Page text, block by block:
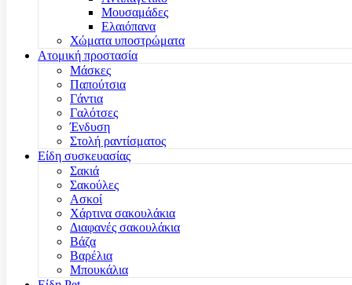
Μουσαμάδες
Ελαιόπανα
Χώματα υποστρώματα
Ατομική προστασία
Μάσκες
Παπούτσια
Γάντια
Γαλότσες
Ένδυση
Στολή ραντίσματος
Είδη συσκευασίας
Σακιά
Σακούλες
Ασκοί
Χάρτινα σακουλάκια
Διαφανές σακουλάκια
Βάζα
Βαρέλια
Μπουκάλια